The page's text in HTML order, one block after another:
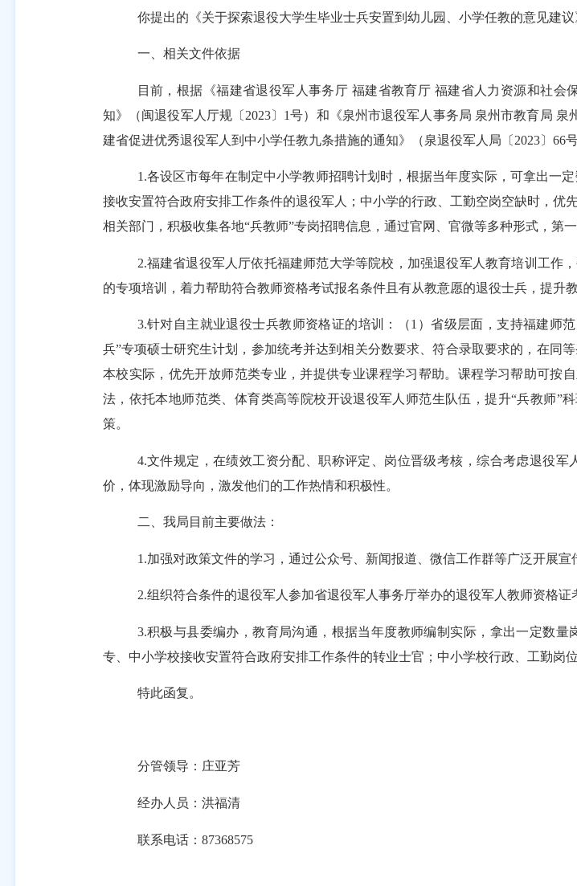
你提出的《关于探索退役大学生毕业士兵安置到幼儿园、小学任教的意见建
一、相关文件依据
目前，根据《福建省退役军人事务厅 福建省教育厅 福建省人力资源和社会
知》（闽退役军人厅规〔2023〕1号）和《泉州市退役军人事务局 泉州市教育局
建省促进优秀退役军人到中小学任教九条措施的通知》（泉退役军人局〔2023〕66
1.各设区市每年在制定中小学教师招聘计划时，根据当年度实际，可拿出一
接收安置符合政府安排工作条件的退役军人；中小学的行政、工勤空岗空缺时，优
相关部门，积极收集各地“兵教师”专岗招聘信息，通过官网、官微等多种形式，第
2.福建省退役军人厅依托福建师范大学等院校，加强退役军人教育培训工作
的专项培训，着力帮助符合教师资格考试报名条件且有从教意愿的退役士兵，提升
3.针对自主就业退役士兵教师资格证的培训：（1）省级层面，支持福建师
兵”专项硕士研究生计划，参加统考并达到相关分数要求、符合录取要求的，在同
本校实际，优先开放师范类专业，并提供专业课程学习帮助。课程学习帮助可按
法，依托本地师范类、体育类高等院校开设退役军人师范生队伍，提升“兵教师”
策。
4.文件规定， 在绩效工资分配 、职称评定、岗位晋级考核 ，综合考虑退役军
价，体现激励导向，激发他们的工作热情和积极性。
二、我局目前主要做法：
1.加强对政策文件的学习，通过公众号、新闻报道、微信工作群等广泛开展宣
2.组织符合条件的退役军人参加省退役军人事务厅举办的退役军人教师资格证
3.积极与县委编办，教育局沟通， 根据当年度教师编制实际，拿出一定数量
专、中小学校接收安置符合政府安排工作条件的转业士官；中小学校行政、工勤岗
特此函复。
分管领导：庄亚芳
经办人员：洪福清
联系电话： 87368575